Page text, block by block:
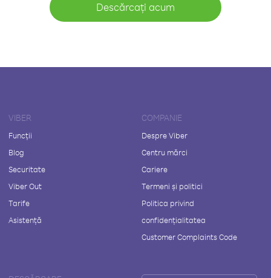
Descărcați acum
VIBER
Funcții
Blog
Securitate
Viber Out
Tarife
Asistență
COMPANIE
Despre Viber
Centru mărci
Cariere
Termeni și politici
Politica privind
confidențialitatea
Customer Complaints Code